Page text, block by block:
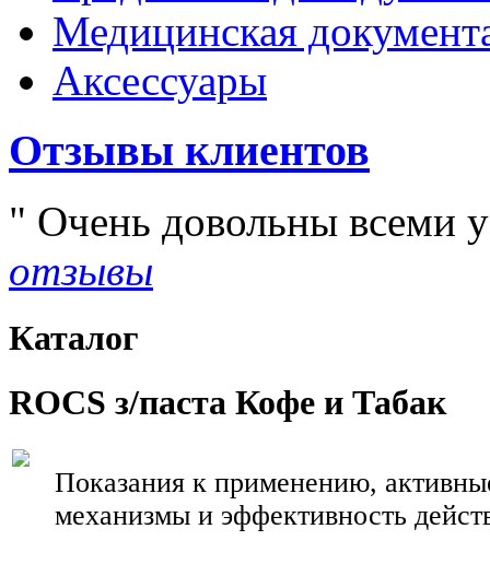
Медицинская
Аксессуары
Отзывы клиентов
Очень довольны всеми
отзывы
Каталог
ROCS з/паста Кофе и Табак
Показания к применению,
механизмы и эффективность